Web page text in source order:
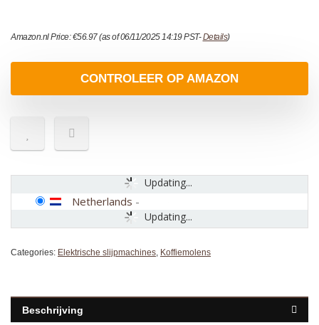
Amazon.nl Price:€56.97(as of 06/11/2025 14:19 PST-Details)
CONTROLEER OP AMAZON
Updating...
Updating...
Netherlands -
Categories: Elektrische slijpmachines, Koffiemolens
Beschrijving